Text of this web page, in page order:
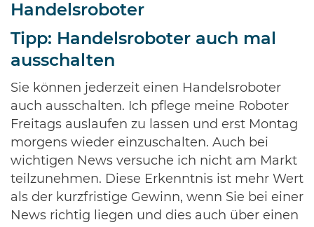
Handelsroboter
Tipp: Handelsroboter auch mal
ausschalten
Sie können jederzeit einen Handelsroboter
auch ausschalten. Ich pflege meine Roboter
Freitags auslaufen zu lassen und erst Montag
morgens wieder einzuschalten. Auch bei
wichtigen News versuche ich nicht am Markt
teilzunehmen. Diese Erkenntnis ist mehr Wert
als der kurzfristige Gewinn, wenn Sie bei einer
News richtig liegen und dies auch über einen